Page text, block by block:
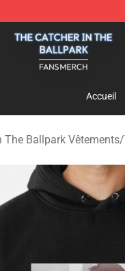
Shop - Official The
Accueil
The Ballpark Vêtements/